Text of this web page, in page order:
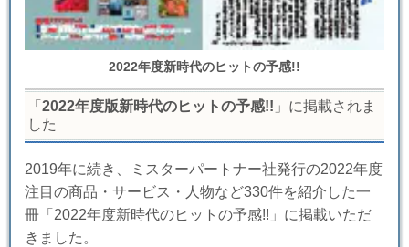
2022年度新時代のヒットの予感!!
「 2022年度版新時代のヒットの予感!! 」に掲載されま
した
2019年に続き、ミスターパートナー社発行の2022年度
注目の商品・サービス・人物など330件を紹介した一
冊「2022年度新時代のヒットの予感!!」に掲載いただ
きました。